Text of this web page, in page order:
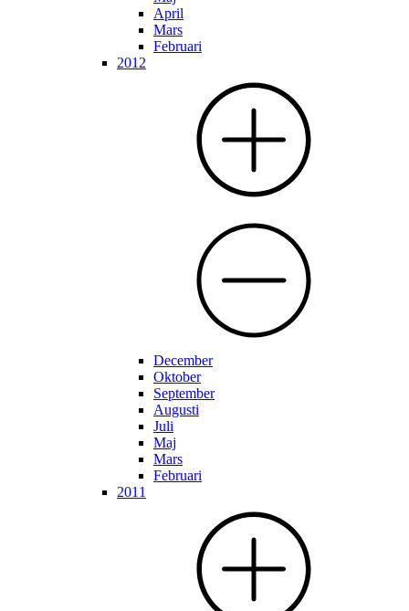
April
Mars
Februari
2012
December
Oktober
September
Augusti
Juli
Maj
Mars
Februari
2011